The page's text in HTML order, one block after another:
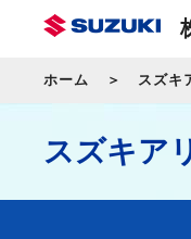
ホーム スズキ
スズキア